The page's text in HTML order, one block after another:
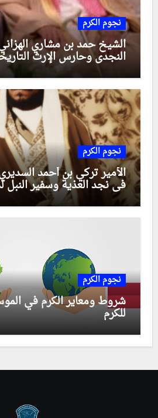
نجوم الكرم
الشيخ حمد بن مشاري
النجدي وحارس الإرث
نجوم الكرم
الأمير تركي بن أحمد
في نجد العذية وسفير النبل
نجوم الكرم
شروط ومعاير الكرم في
للكرم